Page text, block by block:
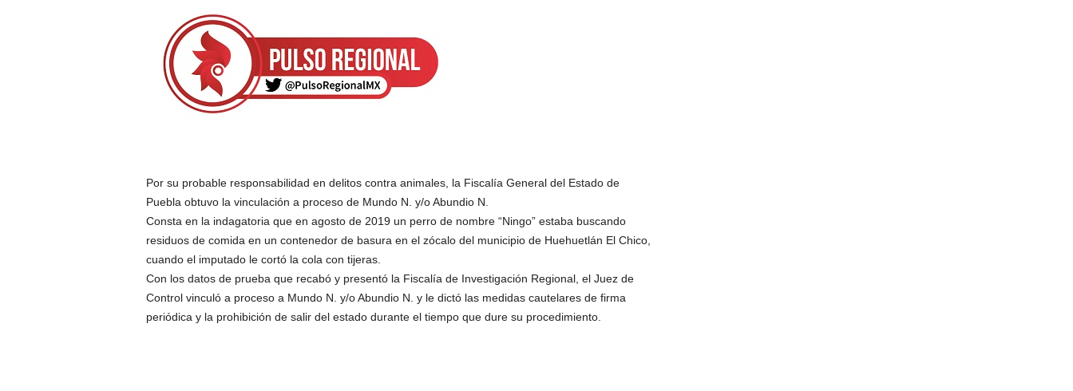
Por su probable responsabilidad en delitos contra animales, la Fiscalía General del Estado de
Puebla obtuvo la vinculación a proceso de Mundo N. y/o Abundio N.
Consta en la indagatoria que en agosto de 2019 un perro de nombre “Ningo” estaba buscando
residuos de comida en un contenedor de basura en el zócalo del municipio de Huehuetlán El Chico,
cuando el imputado le cortó la cola con tijeras.
Con los datos de prueba que recabó y presentó la Fiscalía de Investigación Regional, el Juez de
Control vinculó a proceso a Mundo N. y/o Abundio N. y le dictó las medidas cautelares de firma
periódica y la prohibición de salir del estado durante el tiempo que dure su procedimiento.